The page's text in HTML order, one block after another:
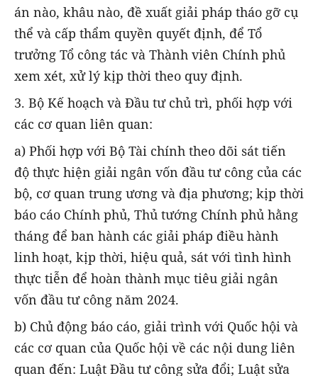
án nào, khâu nào, đề xuất giải pháp tháo gỡ cụ
thể và cấp thẩm quyền quyết định, để Tổ
trưởng Tổ công tác và Thành viên Chính phủ
xem xét, xử lý kịp thời theo quy định.
3. Bộ Kế hoạch và Đầu tư chủ trì, phối hợp với
các cơ quan liên quan:
a) Phối hợp với Bộ Tài chính theo dõi sát tiến
độ thực hiện giải ngân vốn đầu tư công của các
bộ, cơ quan trung ương và địa phương; kịp thời
báo cáo Chính phủ, Thủ tướng Chính phủ hằng
tháng để ban hành các giải pháp điều hành
linh hoạt, kịp thời, hiệu quả, sát với tình hình
thực tiễn để hoàn thành mục tiêu giải ngân
vốn đầu tư công năm 2024.
b) Chủ động báo cáo, giải trình với Quốc hội và
các cơ quan của Quốc hội về các nội dung liên
quan đến: Luật Đầu tư công sửa đổi; Luật sửa